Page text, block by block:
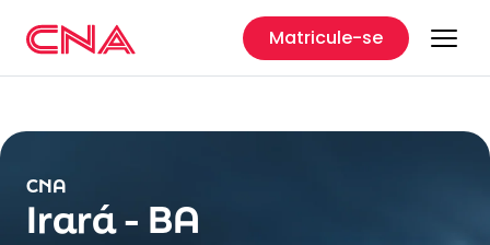
Matricule-se
CNA
Irará - BA